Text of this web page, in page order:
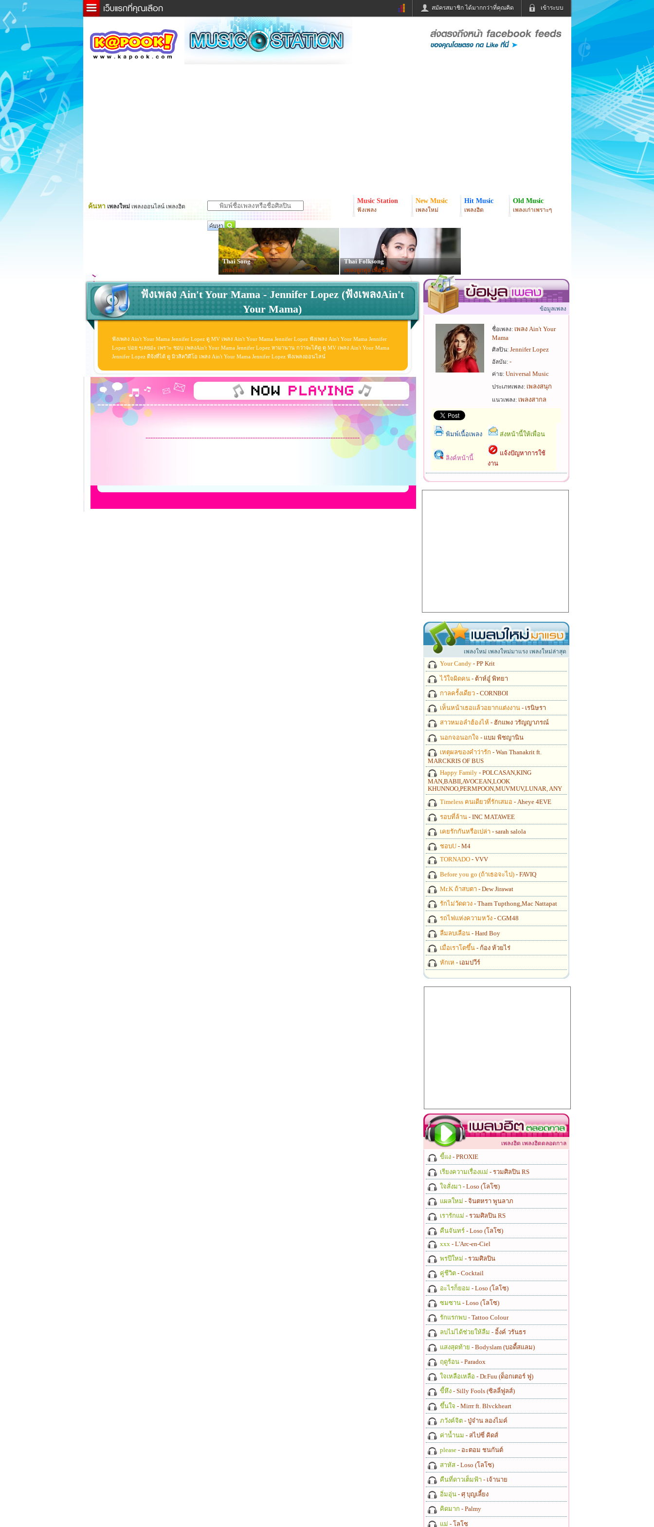
เข้าระบบ
สมัครสมาชิก ได้มากกว่าที่คุณคิด
ข่าวด่วน ข่าวสั้น
ละคร
หนังใหม่
ฟังวิทยุออนไลน์
หมากรุกไทย
Email
ค้นหา เพลงใหม่ เพลงออนไลน์ เพลงฮิต
Music Station
ฟังเพลง
New Music
เพลงใหม่
Hit Music
เพลงฮิต
Old Music
เพลงเก่าเพราะๆ
Thai Song
เพลงไทย
Thai Folksong
เพลงลูกทุ่ง-เพื่อชีวิต
ฟังเพลง Ain't Your Mama - Jennifer Lopez (ฟังเพลงAin't
Your Mama)
ฟังเพลง Ain't Your Mama Jennifer Lopez ดู MV เพลง Ain't Your Mama Jennifer Lopez ฟังเพลง Ain't Your Mama Jennifer
Lopez บ่อย ๆเลยอ่ะ เพราะ ชอบ เพลงAin't Your Mama Jennifer Lopez หามานาน กว่าจะได้ดู ดู MV เพลง Ain't Your Mama
Jennifer Lopez ดีจังที่ได้ ดู มิวสิควิดีโอ เพลง Ain't Your Mama Jennifer Lopez ฟังเพลงออนไลน์
----------------------------------------------------------------------------------------
ข้อมูลเพลง
ชื่อเพลง: เพลง Ain't Your
Mama
ศิลปิน: Jennifer Lopez
อัลบัม: -
ค่าย: Universal Music
ประเภทเพลง: เพลงสนุก
แนวเพลง: เพลงสากล
พิมพ์เนื้อเพลง ส่งหน้านี้ให้เพื่อน
ลิงค์หน้านี้
แจ้งปัญหาการใช้
งาน
เพลงใหม่ เพลงใหม่มาแรง เพลงใหม่ล่าสุด
Your Candy - PP Krit
ไว้ใจผิดคน - ต้าห์อู๋ พิทยา
กาลครั้งเดียว - CORNBOI
เห็นหน้าเธอแล้วอยากแต่งงาน - เรนิษรา
สาวหมอลำฮ้องไห้ - ฮักแพง วรัญญาภรณ์
นอกจอนอกใจ - แบม พิชญานิน
เหตุผลของคำว่ารัก - Wan Thanakrit ft.
MARCKRIS OF BUS
Happy Family - POLCASAN,KING
MAN,BABII,AVOCEAN,LOOK
KHUNNOO,PERMPOON,MUVMUV,LUNAR, ANY
Timeless คนเดียวที่รักเสมอ - Aheye 4EVE
รอบที่ล้าน - INC MATAWEE
เคยรักกันหรือเปล่า - sarah salola
ชอบU - M4
TORNADO - VVV
Before you go (ถ้าเธอจะไป) - FAVIQ
Mr.K ถ้าสบตา - Dew Jirawat
รักไม่วัดดวง - Tham Tupthong,Mac Nattapat
รถไฟแห่งความหวัง - CGM48
ลืมลบเลือน - Hard Boy
เมื่อเราโตขึ้น - ก้อง ห้วยไร่
หักเห - เอมปวีร์
เพลงฮิต เพลงฮิตตลอดกาล
ขี้แง - PROXIE
เรียงความเรื่องแม่ - รวมศิลปิน RS
ใจสั่งมา - Loso (โลโซ)
แผลใหม่ - จินตหรา พูนลาภ
เรารักแม่ - รวมศิลปิน RS
คืนจันทร์ - Loso (โลโซ)
xxx - L'Arc-en-Ciel
พรปีใหม่ - รวมศิลปิน
คู่ชีวิต - Cocktail
อะไรก็ยอม - Loso (โลโซ)
ซมซาน - Loso (โลโซ)
รักแรกพบ - Tattoo Colour
ลบไม่ได้ช่วยให้ลืม - อิ้งค์ วรันธร
แสงสุดท้าย - Bodyslam (บอดี้สแลม)
ฤดูร้อน - Paradox
ใจเหลือเหลือ - Dr.Fuu (ด็อกเตอร์ ฟู)
ขี้หึง - Silly Fools (ซิลลี่ฟูลส์)
ขึ้นใจ - Mirrr ft. Blvckheart
ภวังค์จิต - ปู่จ๋าน ลองไมค์
ค่าน้ำนม - สไปซี่ คิดส์
please - อะตอม ชนกันต์
สาหัส - Loso (โลโซ)
คืนที่ดาวเต็มฟ้า - เจ้านาย
อิ่มอุ่น - ศุ บุญเลี้ยง
คิดมาก - Palmy
แม่ - โลโซ